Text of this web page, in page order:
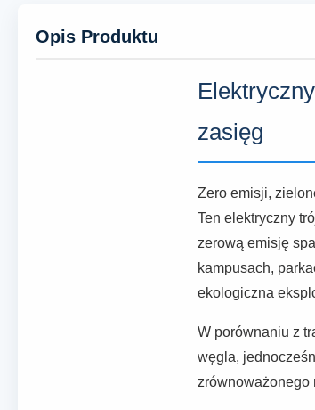
Opis Produktu
zasięg
Zero emisji,
Ten elektryczny
zerową emisję
kampusach,
ekologiczna
W porównaniu z
węgla,
zrównoważonego